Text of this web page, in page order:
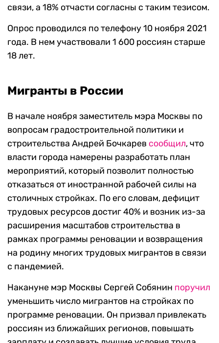
связи, а 18% отчасти согласны с таким тезисом.
Опрос проводился по телефону 10 ноября 2021
года. В нем участвовали 1 600 россиян старше
18 лет.
Мигранты в России
В начале ноября заместитель мэра Москвы по
вопросам градостроительной политики и
строительства Андрей Бочкарев сообщил, что
власти города намерены разработать план
мероприятий, который позволит полностью
отказаться от иностранной рабочей силы на
столичных стройках. По его словам, дефицит
трудовых ресурсов достиг 40% и возник из-за
расширения масштабов строительства в
рамках программы реновации и возвращения
на родину многих трудовых мигрантов в связи
с пандемией.
Накануне мэр Москвы Сергей Собянин поручил
уменьшить число мигрантов на стройках по
программе реновации. Он призвал привлекать
россиян из ближайших регионов, повышать